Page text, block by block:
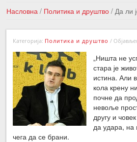
Насловна / Политика и друштво / Да ли
изборе у Србији?
←Претходна
Категорија: Политика и друштво /
„Ништа не
стара је
истина. Али
кола крену
почне да
невоље
другу и
да удара, на
чега да се брани.